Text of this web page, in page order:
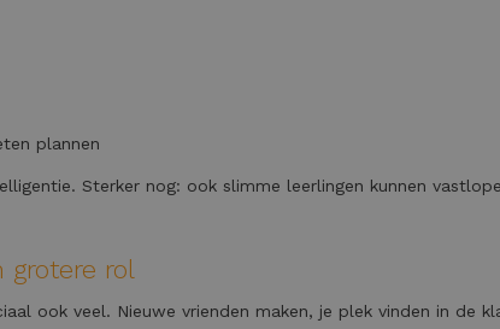
plannen
Sterker nog: ook slimme leerlingen kunnen
grotere rol
ook veel. Nieuwe vrienden maken, je plek vinden in de